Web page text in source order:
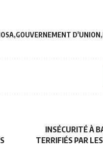
GOUVERNEMENT D'UNION
INSÉCURITÉ À
TERRIFIÉS PAR